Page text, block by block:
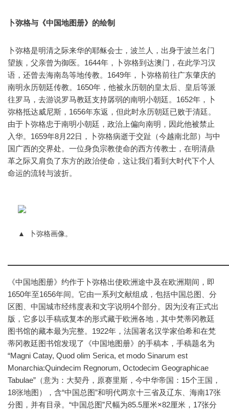
卜弥格与《中国地图册》的绘制
卜弥格是明清之际来华的耶稣会士，波兰人，出身于波兰名门
望族，父亲曾为御医。1644年，卜弥格到达澳门，在此学习汉
语，还曾去海南岛等地传教。1649年，卜弥格前往广东肇庆的
南明永历朝廷传教。1650年，他被永历朝的皇太后、皇后等派
往罗马，去游说罗马教廷支持孱弱的南明小朝廷。1652年，卜
弥格抵达威尼斯，1656年东返，但此时永历朝廷已败于清廷。
由于卜弥格忠于南明小朝廷，政治上偏向南明，因此他被禁止
入华。1659年8月22日，卜弥格病逝于交趾（今越南北部）与中
国广西的交界处。一位身负宗教使命的西方传教士，在明清鼎
革之际又肩负了东方的政治使命，这让我们看到大时代下个人
命运的流转与波折。
▲ 卜弥格画像。
《中国地图册》约作于卜弥格出使欧洲途中及在欧洲期间，即
1650年至1656年间。它由一系列文献组成，包括中国总图、分
区图、中国城市经纬度表和文字说明4个部分。因为没有正式出
版，它多以手稿或复本的形式藏于欧洲各地，其中梵蒂冈教廷
图书馆的藏本最为完整。1922年，法国著名汉学家伯希和在梵
蒂冈教廷图书馆发现了《中国地图册》的手稿本，手稿题名为
“Magni Catay, Quod olim Serica, et modo Sinarum est
Monarchia:Quindecim Regnorum, Octodecim Geographicae
Tabulae”（意为：大契丹，原赛里斯，今中华帝国：15个王国，
18张地图），含“中国总图”和明代两京十三省及辽东、海南17张
分图，并有目录。“中国总图”尺幅为85.5厘米×82厘米，17张分